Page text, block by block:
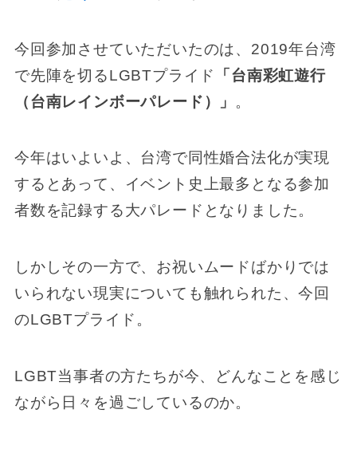
今回参加させていただいたのは、2019年台湾
で先陣を切るLGBTプライド
「台南彩虹遊行
（台南レインボーパレード）」 。
今年はいよいよ、台湾で同性婚合法化が実現
するとあって、イベント史上最多となる参加
者数を記録する大パレードとなりました。
しかしその一方で、お祝いムードばかりでは
いられない現実についても触れられた、今回
のLGBTプライド。
LGBT当事者の方たちが今、どんなことを感じ
ながら日々を過ごしているのか。